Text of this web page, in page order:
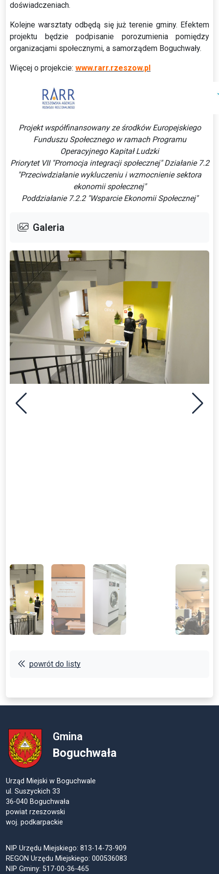
doświadczeniach.
Kolejne warsztaty odbędą się już terenie gminy. Efektem
projektu będzie podpisanie porozumienia pomiędzy
organizacjami społecznymi, a samorządem Boguchwały.
Więcej o projekcie: www.rarr.rzeszow.pl
Projekt współfinansowany ze środków Europejskiego
Funduszu Społecznego w ramach Programu
Operacyjnego Kapitał Ludzki
Priorytet VII "Promocja integracji społecznej" Działanie 7.2
"Przeciwdziałanie wykluczeniu i wzmocnienie sektora
ekonomii społecznej"
Poddziałanie 7.2.2 "Wsparcie Ekonomii Społecznej"
Galeria
powrót do listy
Gmina
Boguchwała
Urząd Miejski w Boguchwale
ul. Suszyckich 33
36-040 Boguchwała
powiat rzeszowski
woj. podkarpackie
NIP Urzędu Miejskiego: 813-14-73-909
REGON Urzędu Miejskiego: 000536083
NIP Gminy: 517-00-36-465